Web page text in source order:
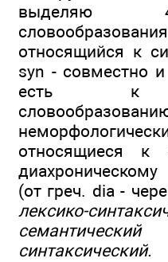
выделяю
относящийся к
syn - совместно
есть к
относящиеся к
(от греч. dia -
лексико-
синтаксический.